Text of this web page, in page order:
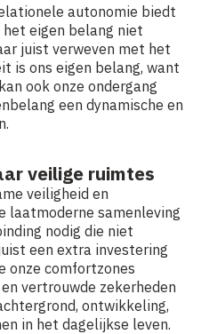
autonomie biedt
eigen belang niet
juist verweven met het
is ons eigen belang, want
ook onze ondergang
een dynamische en
veilige ruimtes
veiligheid en
laatmoderne samenleving
nodig die niet
een extra investering
onze comfortzones
vertrouwde zekerheden
ontwikkeling,
in het dagelijkse leven.